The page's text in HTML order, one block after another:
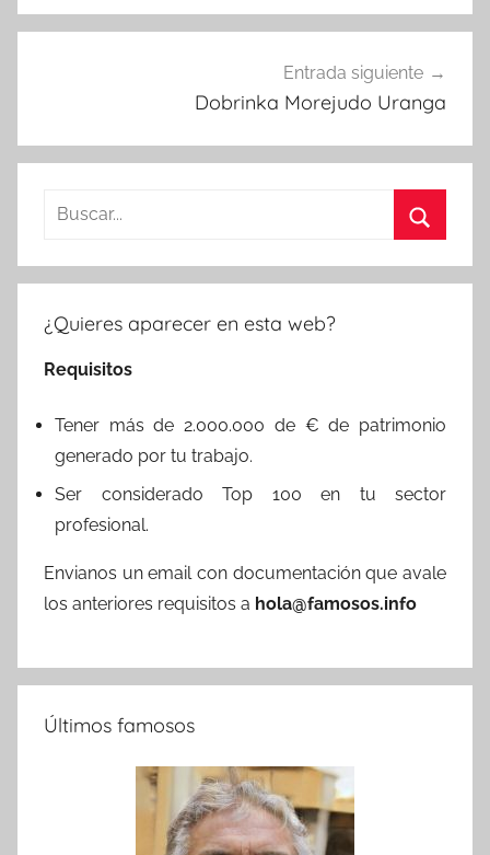
Entrada siguiente
Dobrinka Morejudo Uranga
Buscar:
¿Quieres aparecer en esta web?
Requisitos
Tener más de 2.000.000 de € de patrimonio
generado por tu trabajo.
Ser considerado Top 100 en tu sector
profesional.
Envianos un email con documentación que avale
los anteriores requisitos a hola@famosos.info
Últimos famosos